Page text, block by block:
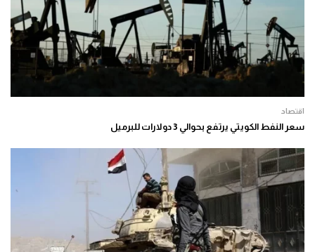
اقتصاد
سعر النفط الكويتي يرتفع بحوالي 3 دولارات للبرميل